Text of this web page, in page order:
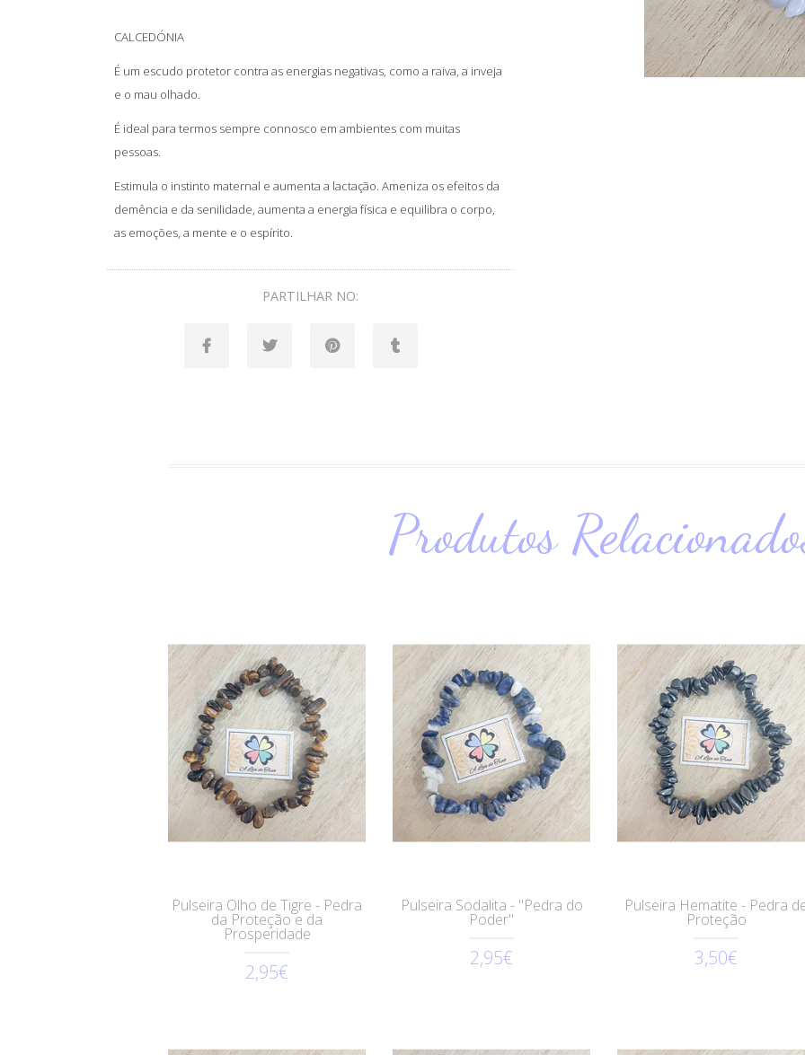
CALCEDÓNIA
É um escudo protetor contra as energias negativas, como a raiva, a inveja
e o mau olhado.
É ideal para termos sempre connosco em ambientes com muitas
pessoas.
Estimula o instinto maternal e aumenta a lactação. Ameniza os efeitos da
demência e da senilidade, aumenta a energia física e equilibra o corpo,
as emoções, a mente e o espírito.
PARTILHAR NO:
Produtos
Pulseira Olho de Tigre - Pedra
da Proteção e da
Prosperidade
2,95€
Pulseira Sodalita - "Pedra do
Poder"
2,95€
Pulseira Hematite - Pedra
Proteção
3,50€